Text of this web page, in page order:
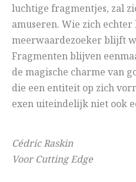
luchtige fragmentjes, zal
amuseren. Wie zich
meerwaardezoeker blijft
Fragmenten blijven
de magische charme van
die een entiteit op zich
exen uiteindelijk niet ook
Cédric Raskin
Voor Cutting Edge